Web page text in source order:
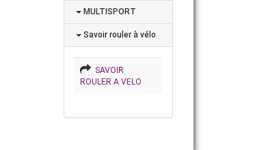
MULTISPORT
Savoir rouler à vélo
SAVOIR
ROULER A VELO